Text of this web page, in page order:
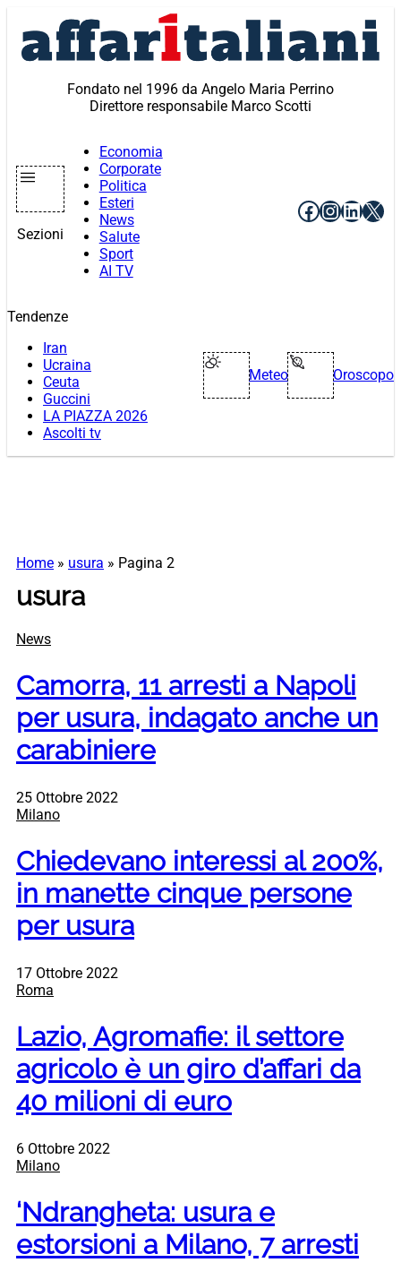
contenuto
Fondato nel 1996 da Angelo Maria Perrino
Direttore responsabile Marco Scotti
Sezioni
Economia
Corporate
Politica
Esteri
News
Salute
Sport
AI TV
Facebook
X
Tendenze
Iran
Ucraina
Ceuta
Guccini
LA PIAZZA 2026
Ascolti tv
Meteo Oroscopo
Home » usura » Pagina 2
usura
News
Camorra, 11 arresti a Napoli
per usura, indagato anche un
carabiniere
25 Ottobre 2022
Milano
Chiedevano interessi al 200%,
in manette cinque persone
per usura
17 Ottobre 2022
Roma
Lazio, Agromafie: il settore
agricolo è un giro d’affari da
40 milioni di euro
6 Ottobre 2022
Milano
‘Ndrangheta: usura e
estorsioni a Milano, 7 arresti